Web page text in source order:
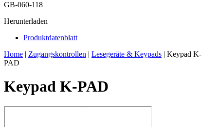
GB-060-118
Herunterladen
Produktdatenblatt
Home | Zugangskontrollen | Lesegeräte & Keypads | Keypad K-
PAD
Keypad K-PAD